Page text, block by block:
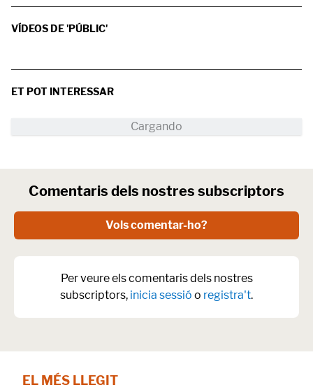
VÍDEOS DE 'PÚBLIC'
ET POT INTERESSAR
Comentaris dels nostres subscriptors
Vols comentar-ho?
Per veure els comentaris dels nostres
subscriptors, inicia sessió o registra't.
EL MÉS LLEGIT